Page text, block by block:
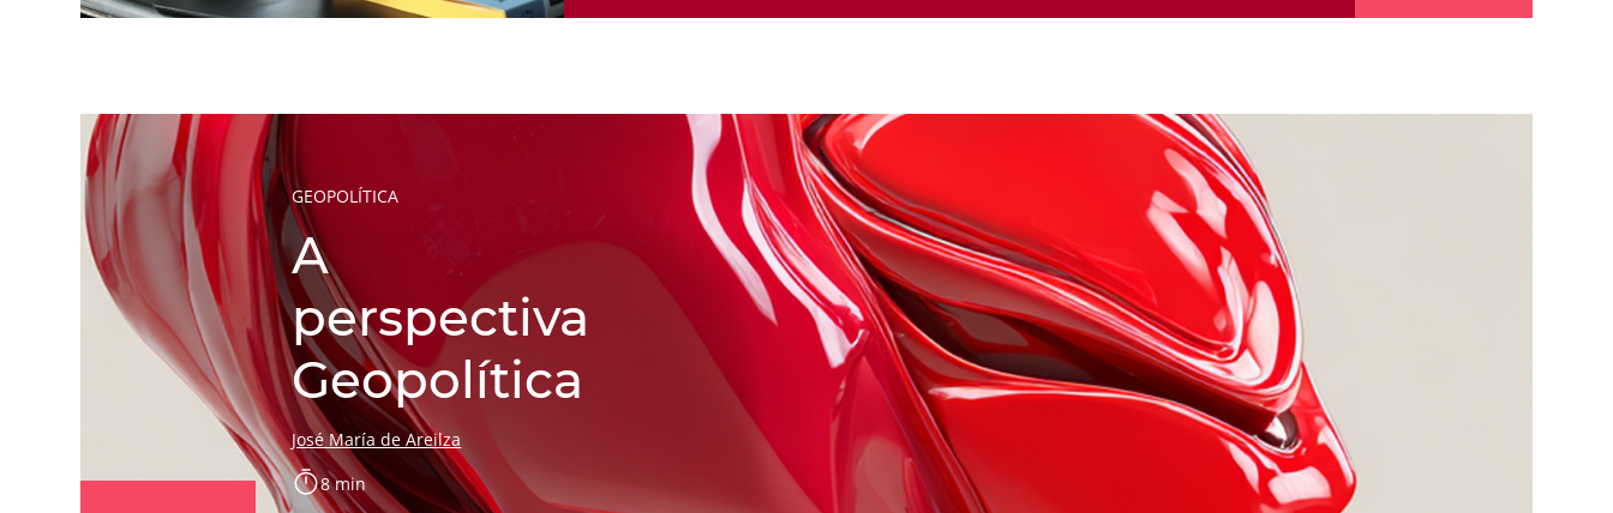
GEOPOLÍTICA
A
perspectiva
Geopolítica
José María de Areilza
8 min